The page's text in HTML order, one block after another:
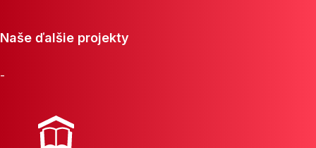
Naše ďalšie projekty
-